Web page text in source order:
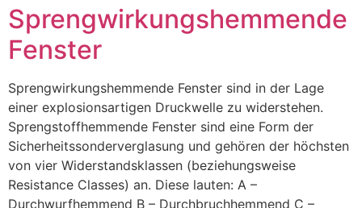
Sprengwirkungshemmende
Fenster
Sprengwirkungshemmende Fenster sind in der Lage
einer explosionsartigen Druckwelle zu widerstehen.
Sprengstoffhemmende Fenster sind eine Form der
Sicherheitssonderverglasung und gehören der höchsten
von vier Widerstandsklassen (beziehungsweise
Resistance Classes) an. Diese lauten: A –
Durchwurfhemmend B – Durchbruchhemmend C –